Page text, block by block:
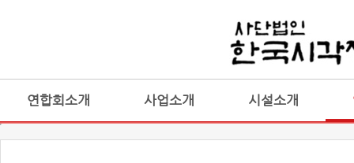
연합회소개 사업소개 시설소개